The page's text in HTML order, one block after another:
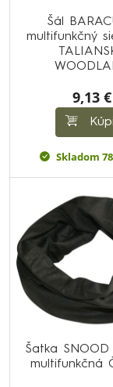
Šál
multifunkčný
9,13 €
Skladom
Šatka
multifunkčná